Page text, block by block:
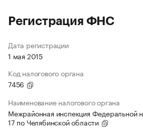
Регистрация ФНС
Дата регистрации
1 мая 2015
Код налогового органа
7456
Наименование налогового органа
Межрайонная инспекция Федеральной
17 по Челябинской области